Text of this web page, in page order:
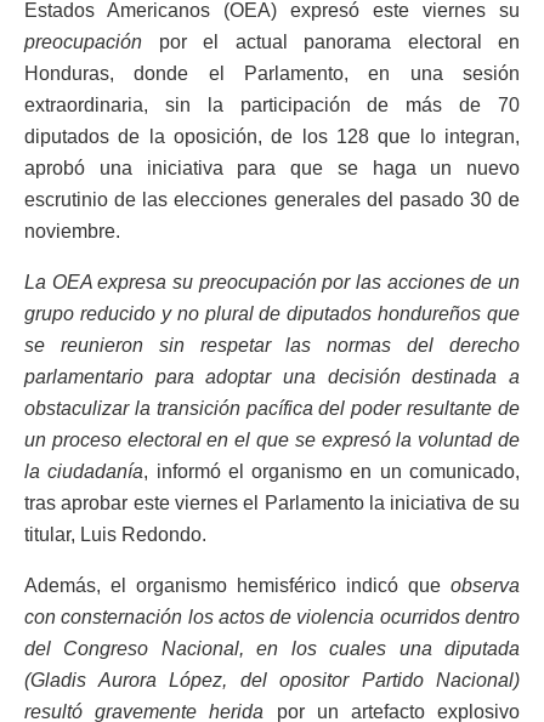
Estados Americanos (OEA) expresó este viernes su
preocupación por el actual panorama electoral en
Honduras, donde el Parlamento, en una sesión
extraordinaria, sin la participación de más de 70
diputados de la oposición, de los 128 que lo integran,
aprobó una iniciativa para que se haga un nuevo
escrutinio de las elecciones generales del pasado 30 de
noviembre.
La OEA expresa su preocupación por las acciones de un
grupo reducido y no plural de diputados hondureños que
se reunieron sin respetar las normas del derecho
parlamentario para adoptar una decisión destinada a
obstaculizar la transición pacífica del poder resultante de
un proceso electoral en el que se expresó la voluntad de
la ciudadanía, informó el organismo en un comunicado,
tras aprobar este viernes el Parlamento la iniciativa de su
titular, Luis Redondo.
Además, el organismo hemisférico indicó que observa
con consternación los actos de violencia ocurridos dentro
del Congreso Nacional, en los cuales una diputada
(Gladis Aurora López, del opositor Partido Nacional)
resultó gravemente herida por un artefacto explosivo